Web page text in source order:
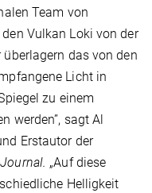
Team von
Vulkan Loki von der
überlagern das von den
Licht in
zu einem
werden”, sagt Al
Erstautor der
„Auf diese
Helligkeit